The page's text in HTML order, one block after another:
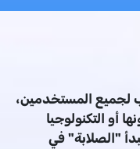
لجميع المستخدمين،
أو التكنولوجيا
"الصلابة" في